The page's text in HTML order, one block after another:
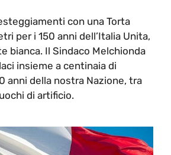
con una Torta
per i 150 anni dell’Italia Unita,
bianca. Il Sindaco Melchionda
insieme a centinaia di
anni della nostra Nazione, tra
di artificio.